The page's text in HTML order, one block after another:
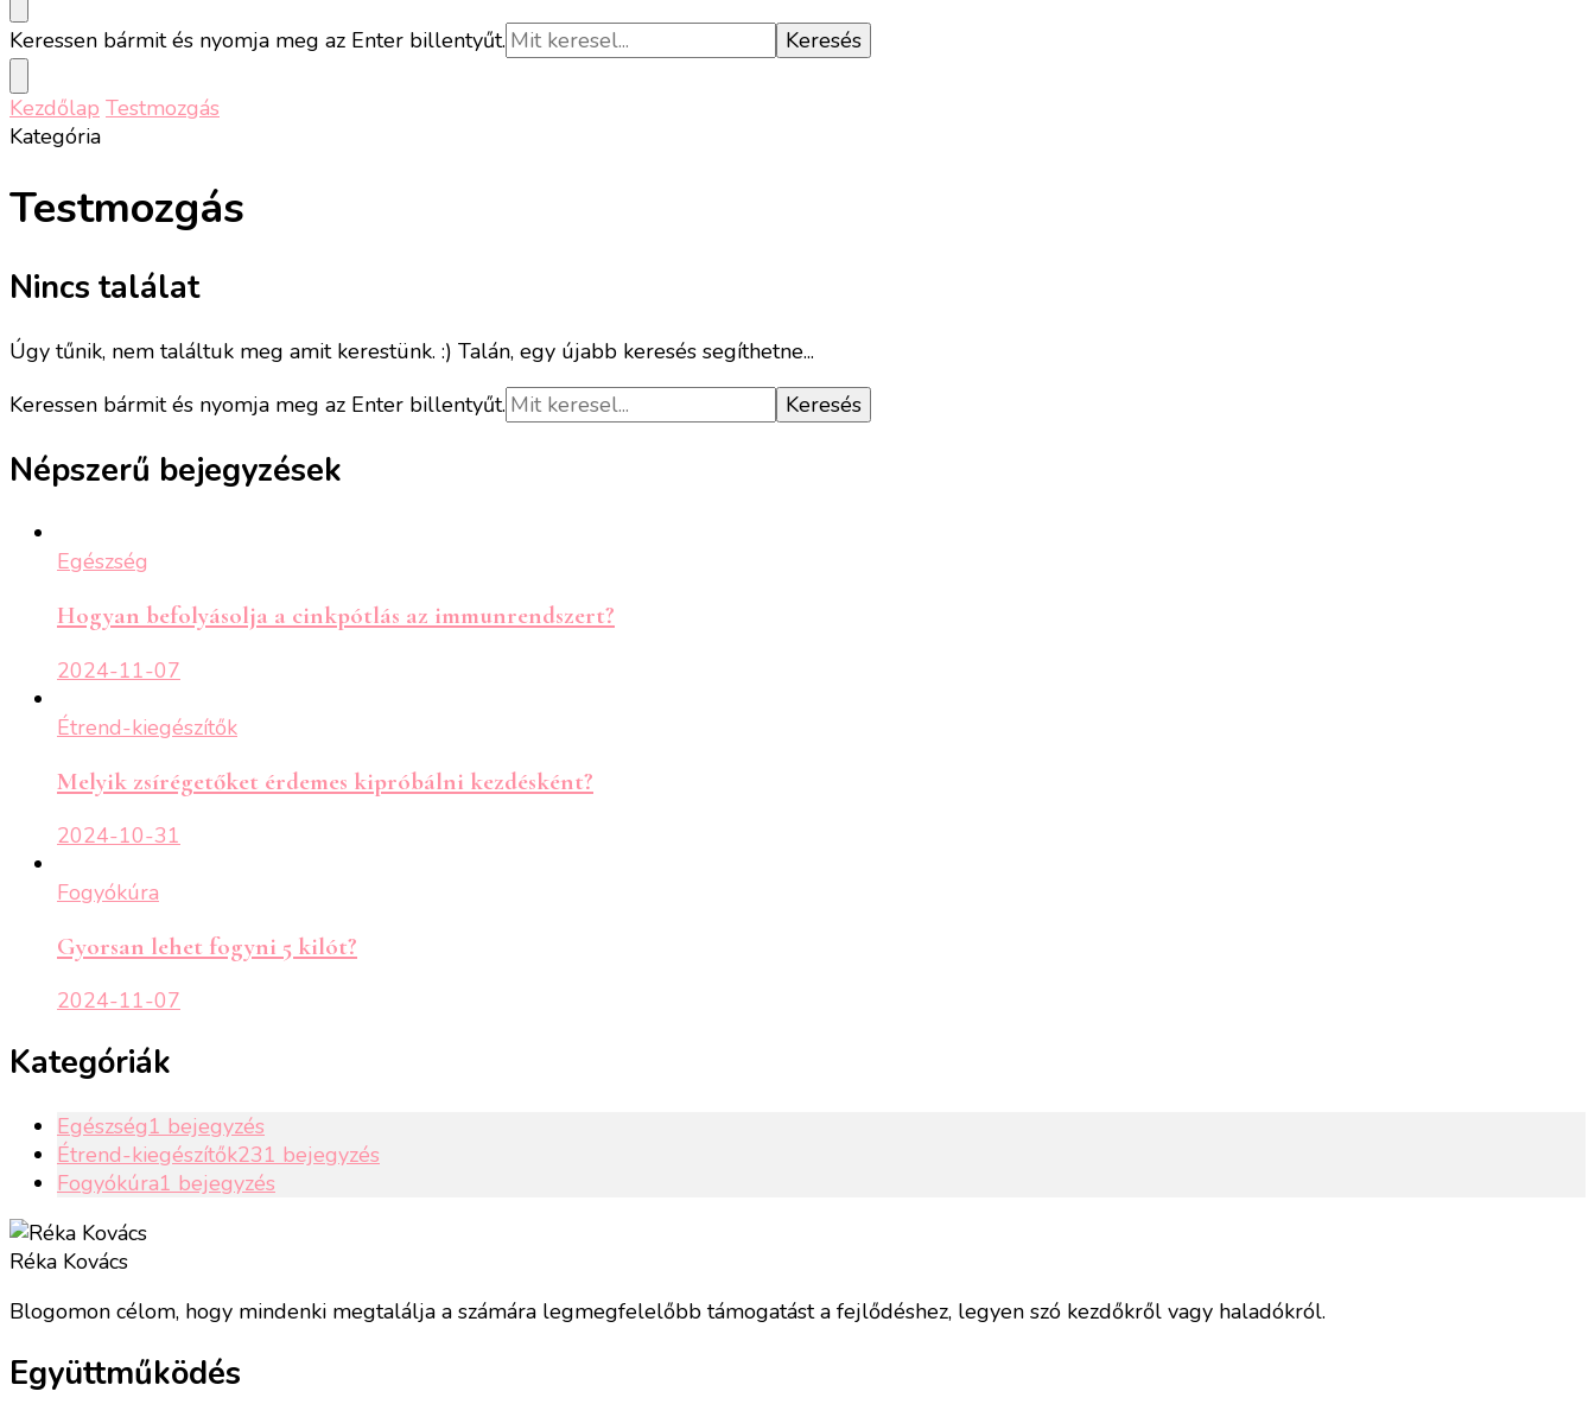
Keresel
valamit?
Keressen bármit és nyomja meg az Enter billentyűt.
Kezdőlap Testmozgás
Kategória
Testmozgás
Nincs találat
Úgy tűnik, nem találtuk meg amit kerestünk. :) Talán, egy újabb keresés segíthetne...
Keresel
Keressen bármit és nyomja meg az Enter billentyűt.
Népszerű bejegyzések
Egészség
Hogyan befolyásolja a cinkpótlás az immunrendszert?
2024-11-07
Étrend-kiegészítők
Melyik zsírégetőket érdemes kipróbálni kezdésként?
2024-10-31
Fogyókúra
Gyorsan lehet fogyni 5 kilót?
2024-11-07
Kategóriák
Egészség1 bejegyzés
Étrend-kiegészítők231 bejegyzés
Fogyókúra1 bejegyzés
Réka Kovács
Blogomon célom, hogy mindenki megtalálja a számára legmegfelelőbb támogatást a fejlődéshez, legyen szó kezdőkről vagy haladókról.
Együttműködés